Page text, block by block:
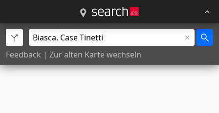
Feedback | Zur alten Karte wechseln